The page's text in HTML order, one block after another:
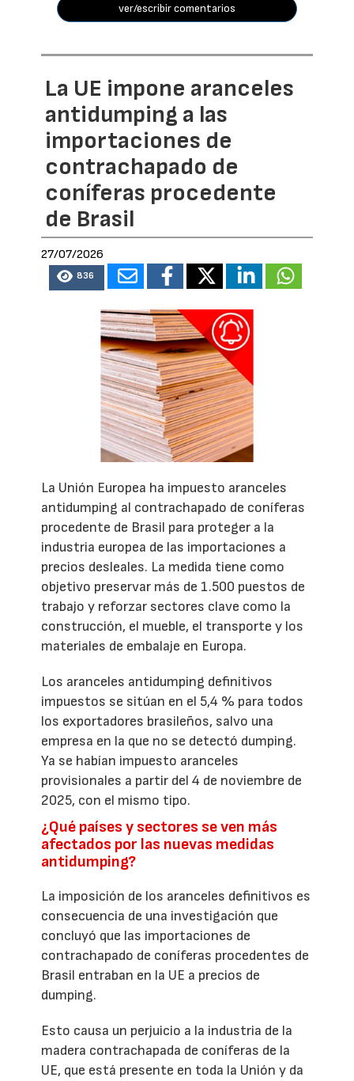
ver/escribir comentarios
La UE impone aranceles
antidumping a las
importaciones de
contrachapado de
coníferas procedente
de Brasil
27/07/2026
836
La Unión Europea ha impuesto aranceles
antidumping al contrachapado de coníferas
procedente de Brasil para proteger a la
industria europea de las importaciones a
precios desleales. La medida tiene como
objetivo preservar más de 1.500 puestos de
trabajo y reforzar sectores clave como la
construcción, el mueble, el transporte y los
materiales de embalaje en Europa.
Los aranceles antidumping definitivos
impuestos se sitúan en el 5,4 % para todos
los exportadores brasileños, salvo una
empresa en la que no se detectó dumping.
Ya se habían impuesto aranceles
provisionales a partir del 4 de noviembre de
2025, con el mismo tipo.
¿Qué países y sectores se ven más
afectados por las nuevas medidas
antidumping?
La imposición de los aranceles definitivos es
consecuencia de una investigación que
concluyó que las importaciones de
contrachapado de coníferas procedentes de
Brasil entraban en la UE a precios de
dumping.
Esto causa un perjuicio a la industria de la
madera contrachapada de coníferas de la
UE, que está presente en toda la Unión y da